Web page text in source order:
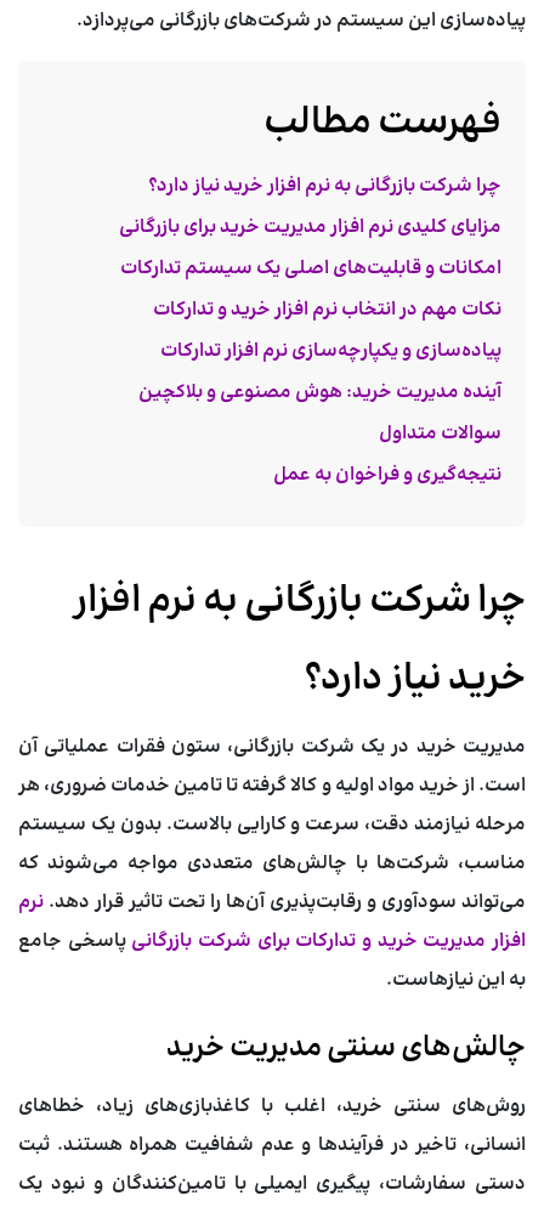
پیاده‌سازی این سیستم در شرکت‌های بازرگانی می‌پردازد.
فهرست مطالب
چرا شرکت بازرگانی به نرم افزار خرید نیاز دارد؟
مزایای کلیدی نرم افزار مدیریت خرید برای بازرگانی
امکانات و قابلیت‌های اصلی یک سیستم تدارکات
نکات مهم در انتخاب نرم افزار خرید و تدارکات
پیاده‌سازی و یکپارچه‌سازی نرم افزار تدارکات
آینده مدیریت خرید: هوش مصنوعی و بلاکچین
سوالات متداول
نتیجه‌گیری و فراخوان به عمل
چرا شرکت بازرگانی به نرم افزار
خرید نیاز دارد؟
مدیریت خرید در یک شرکت بازرگانی، ستون فقرات عملیاتی آن
است. از خرید مواد اولیه و کالا گرفته تا تامین خدمات ضروری، هر
مرحله نیازمند دقت، سرعت و کارایی بالاست. بدون یک سیستم
مناسب، شرکت‌ها با چالش‌های متعددی مواجه می‌شوند که
می‌تواند سودآوری و رقابت‌پذیری آن‌ها را تحت تاثیر قرار دهد. نرم
افزار مدیریت خرید و تدارکات برای شرکت بازرگانی پاسخی جامع
به این نیازهاست.
چالش‌های سنتی مدیریت خرید
روش‌های سنتی خرید، اغلب با کاغذبازی‌های زیاد، خطاهای
انسانی، تاخیر در فرآیندها و عدم شفافیت همراه هستند. ثبت
دستی سفارشات، پیگیری ایمیلی با تامین‌کنندگان و نبود یک